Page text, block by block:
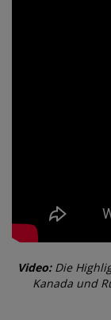
Video:Die
Kanada und